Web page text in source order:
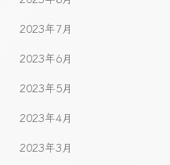
2023年7月
2023年6月
2023年5月
2023年4月
2023年3月